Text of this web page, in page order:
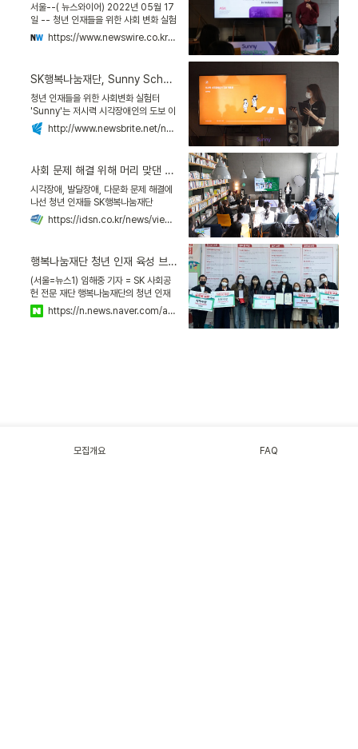
서울--( 뉴스와이어) 2022년 05월 17
일 -- 청년 인재들을 위한 사회 변화 실험
터 'SUNNY'가 3개월간 정의한 사회 문
제 분석안을 공유하는 자리를 5월 14일
사회 문제 해결 능력 고도화를 목적으로
20년 역사의 SUNNY를 재편하고, 신규
사업 'SUNNY Scholar'와 'SUNNY
Global'을 론칭했다.
https://www.newswire.co.kr/newsRead.php?no=944609
SK행복나눔재단, Sunny Scholar 참가자들 2단계 솔루션 기획안 발표 진행
청년 인재들을 위한 사회변화 실험터
'Sunny'는 저시력 시각장애인의 도보 이
동권 등 청년들이 기획한 사회 문제 솔루
션을 공유하는 자리를 7월 9일 마련했다
능력 고도화를 목적으로 20년 역사의
Sunny를 재편하고, 신규 사업 'Sunny
Scholar'를 론칭해 운영하고 있
다.Sunny Scholar는 대학생이 사회 변
화 활동에 참여하는 '경험'의 단계를 넘어,
사회
http://www.newsbrite.net/news/articleView.html?idxno=167047
사회 문제 해결 위해 머리 맞댄 청년들... 현장에서 치열하게 실험한 '결과'는?
시각장애, 발달장애, 다문화 문제 해결에
나선 청년 인재들 SK행복나눔재단
SUNNY, 10개월간의 사회 문제 해결 여
정 성료 [매일안전신문=김진섭 기자]SK
화 문제 해결 솔루션을 발표했다. 12일
SK 사회공헌 전문 재단 행복나눔재단은
청년들의 사회 문제 해결 능력 고도화를
위해 20년 역사의 Sunny를 재편하고,
올해 신규 사업 'Sunny Scholar'를 론
https://idsn.co.kr/news/view/1065574981307350
행복나눔재단 청년 인재 육성 브랜드, 소셜벤처경연대회 석권
(서울=뉴스1) 임해중 기자 = SK 사회공
헌 전문 재단 행복나눔재단의 청년 인재
육성 브랜드인 SUNNY와 루키
(LOOKIE)가 한국사회적기업진흥원에서
https://n.news.naver.com/article/421/0006478392?sid=101
모집개요 FAQ